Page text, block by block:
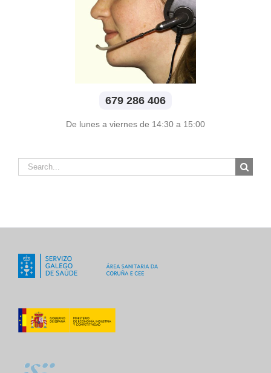
679 286 406
De lunes a viernes de 14:30 a 15:00
Search
for: